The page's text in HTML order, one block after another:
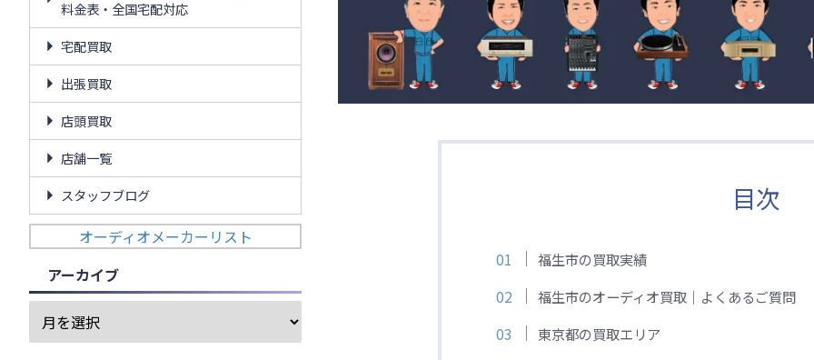
目次
福生市の買取実績
福生市のオーディオ買取｜よくあるご質問
東京都の買取エリア
料金表・全国宅配対応
宅配買取
出張買取
店頭買取
店舗一覧
スタッフブログ
オーディオメーカーリスト
アーカイブ